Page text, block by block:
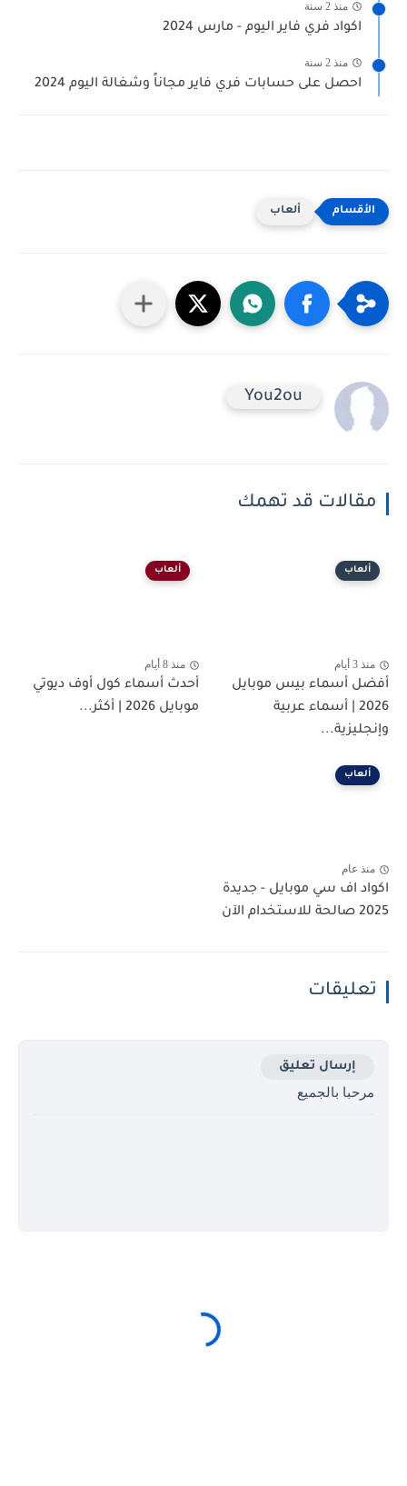
منذ 2 سنة
اكواد فري فاير اليوم - مارس 2024
منذ 2 سنة
احصل على حسابات فري فاير مجاناً وشغالة اليوم 2024
ألعاب
You2ou
مقالات قد تهمك
ألعاب
منذ 3 أيام
أفضل أسماء بيس موبايل
2026 | أسماء عربية
وإنجليزية...
ألعاب
منذ 8 أيام
أحدث أسماء كول أوف ديوتي
موبايل 2026 | أكثر...
ألعاب
منذ عام
اكواد اف سي موبايل - جديدة
2025 صالحة للاستخدام الآن
تعليقات
إرسال تعليق
مرحبا بالجميع